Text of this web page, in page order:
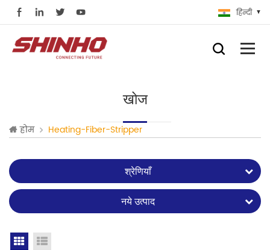
हिन्दी
खोज
होम Heating-Fiber-Stripper
श्रेणियाँ
नये उत्पाद
Grid View